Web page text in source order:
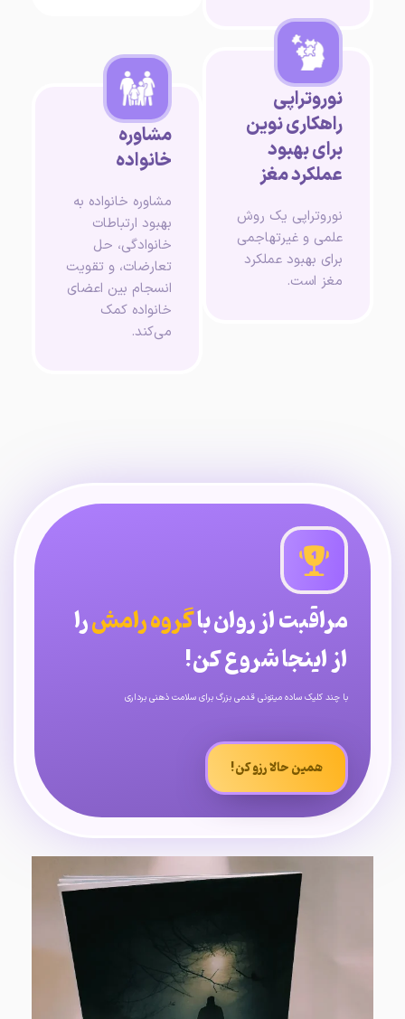
نوروتراپی
راهکاری نوین
برای بهبود
عملکرد مغز
نوروتراپی یک روش
علمی و غیرتهاجمی
برای بهبود عملکرد
مغز است.
مشاوره
خانواده
مشاوره خانواده به
بهبود ارتباطات
خانوادگی، حل
تعارضات، و تقویت
انسجام بین اعضای
خانواده کمک
می‌کند.
مراقبت از روان باگروه رامشرا
از اینجا شروع کن!
با چند کلیک ساده میتونی قدمی بزرگ برای سلامت ذهنی برداری
همین حالا رزو کن!